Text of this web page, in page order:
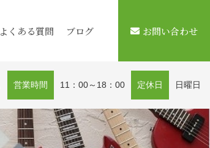
よくある質問 ブログ お問い合わせ
営業時間 11：00～18：00 定休日 日曜日